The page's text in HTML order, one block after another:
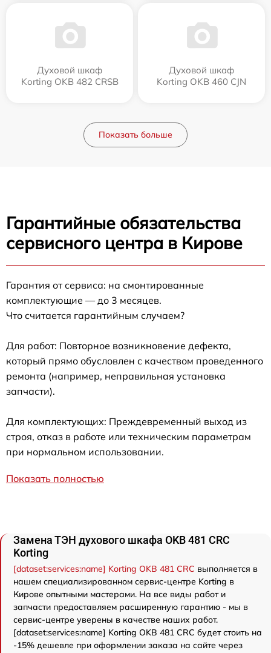
Духовой шкаф
Korting OKB 482 CRSB
Духовой шкаф
Korting OKB 460 CJN
Показать больше
Гарантийные обязательства
сервисного центра в Кирове
Гарантия от сервиса: на смонтированные
комплектующие — до 3 месяцев.
Что считается гарантийным случаем?
Для работ: Повторное возникновение дефекта,
который прямо обусловлен с качеством проведенного
ремонта (например, неправильная установка
запчасти).
Для комплектующих: Преждевременный выход из
строя, отказ в работе или техническим параметрам
при нормальном использовании.
Показать полностью
Замена ТЭН духового шкафа OKB 481 CRC
Korting
[dataset:services:name] Korting OKB 481 CRC выполняется в
нашем специализированном сервис-центре Korting в
Кирове опытными мастерами. На все виды работ и
запчасти предоставляем расширенную гарантию - мы в
сервис-центре уверены в качестве наших работ.
[dataset:services:name] Korting OKB 481 CRC будет стоить на
-15% дешевле при оформлении заказа на сайте через